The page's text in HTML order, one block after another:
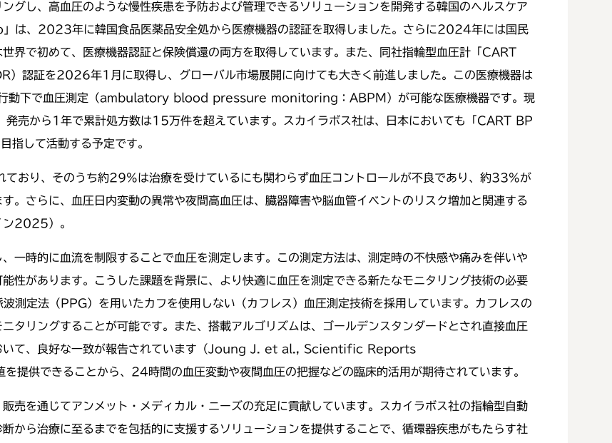
グし、高血圧のような慢性疾患を予防および管理できるソリューションを開発する韓国のヘルスケア
は、2023年に韓国食品医薬品安全処から医療機器の認証を取得しました。さらに2024年には国民
界で初めて、医療機器認証と保険償還の両方を取得しています。また、同社指輪型血圧計「CART
認証を2026年1月に取得し、グローバル市場展開に向けても大きく前進しました。この医療機器は
行動下で血圧測定（ambulatory blood pressure monitoring：ABPM）が可能な医療機器です。現
売から1年で累計処方数は15万件を超えています。スカイラボス社は、日本においても「CART BP
指して活動する予定です。
おり、そのうち約29%は治療を受けているにも関わらず血圧コントロールが不良であり、約33%が
。さらに、血圧日内変動の異常や夜間高血圧は、臓器障害や脳血管イベントのリスク増加と関連する
ン2025）。
一時的に血流を制限することで血圧を測定します。この測定方法は、測定時の不快感や痛みを伴いや
性があります。こうした課題を背景に、より快適に血圧を測定できる新たなモニタリング技術の必要
定法（PPG）を用いたカフを使用しない（カフレス）血圧測定技術を採用しています。カフレスの
タリングすることが可能です。また、搭載アルゴリズムは、ゴールデンスタンダードとされ直接血圧
おいて、良好な一致が報告されています（Joung J. et al., Scientific Reports
供できることから、24時間の血圧変動や夜間血圧の把握などの臨床的活用が期待されています。
売を通じてアンメット・メディカル・ニーズの充足に貢献しています。スカイラボス社の指輪型自動
から治療に至るまでを包括的に支援するソリューションを提供することで、循環器疾患がもたらす社